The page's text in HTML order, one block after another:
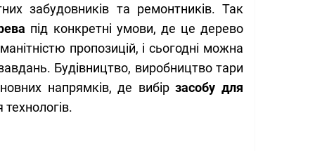
забудовників та ремонтників. Так
під конкретні умови, де це дерево
пропозицій, і сьогодні можна
Будівництво, виробництво тари
напрямків, де вибірзасобу для